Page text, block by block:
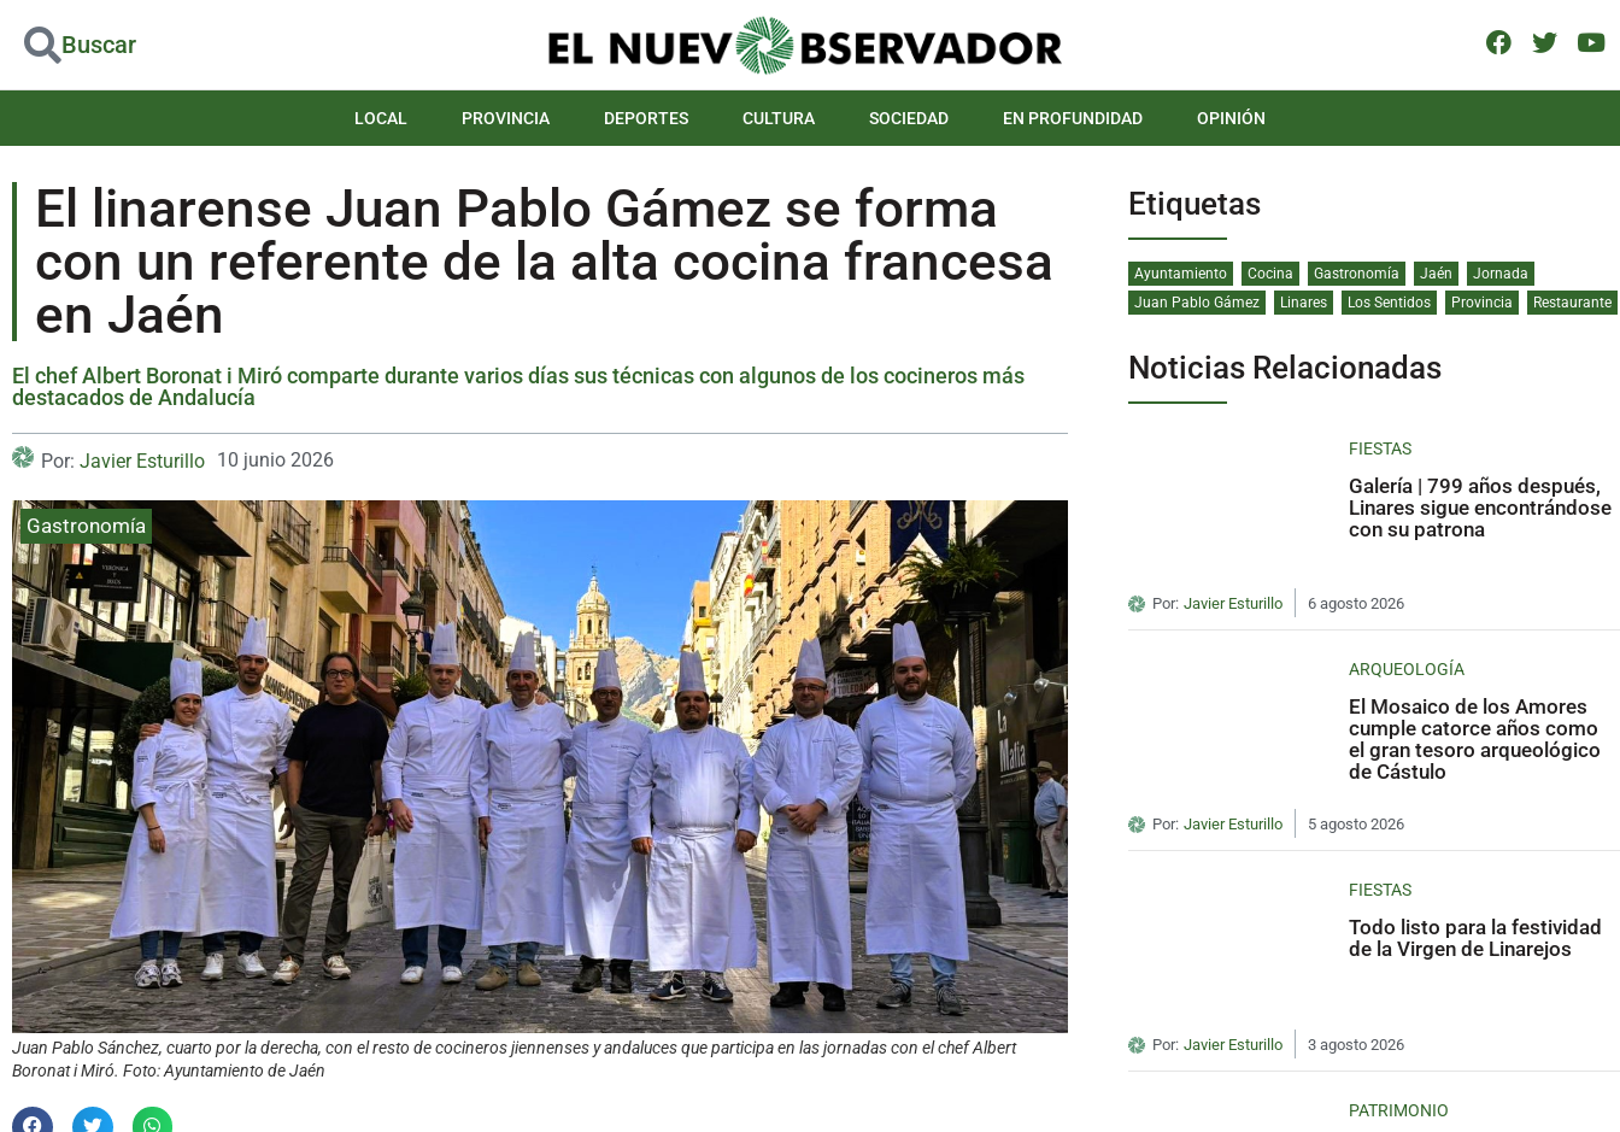
Buscar
LOCAL PROVINCIA DEPORTES CULTURA SOCIEDAD EN PROFUNDIDAD OPINIÓN
El linarense Juan Pablo Gámez se forma
con un referente de la alta cocina francesa
en Jaén
El chef Albert Boronat i Miró comparte durante varios días sus técnicas con algunos de los cocineros más
destacados de Andalucía
Por: Javier Esturillo 10 junio 2026
Gastronomía
Juan Pablo Sánchez, cuarto por la derecha, con el resto de cocineros jiennenses y andaluces que participa en las jornadas con el chef Albert
Boronat i Miró. Foto: Ayuntamiento de Jaén
Etiquetas
Ayuntamiento Cocina Gastronomía Jaén
Jornada
Juan Pablo Gámez
Linares Los Sentidos Provincia Restaurante
Noticias Relacionadas
FIESTAS
Galería | 799 años después,
Linares sigue encontrándose
con su patrona
Por: Javier Esturillo 6 agosto 2026
ARQUEOLOGÍA
El Mosaico de los Amores
cumple catorce años como
el gran tesoro arqueológico
de Cástulo
Por: Javier Esturillo 5 agosto 2026
FIESTAS
Todo listo para la festividad
de la Virgen de Linarejos
Por: Javier Esturillo 3 agosto 2026
PATRIMONIO